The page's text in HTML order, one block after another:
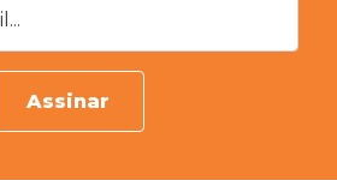
Assinar